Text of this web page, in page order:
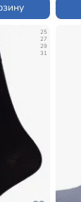
25
27
29
31